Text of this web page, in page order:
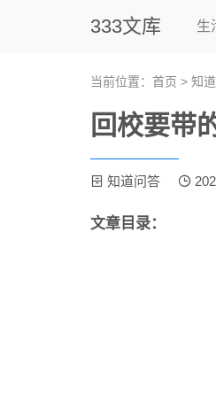
333文库 生
当前位置： 首页 > 知
回校要带
知道问答
文章目录：